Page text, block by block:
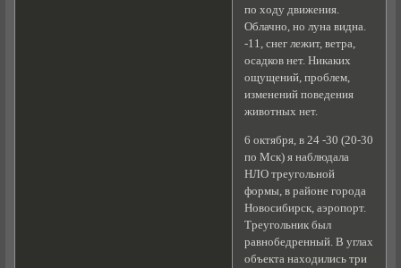
по ходу движения.
Облачно, но луна видна.
-11, снег лежит, ветра,
осадков нет. Никаких
ощущений, проблем,
изменений поведения
животных нет.
6 октября, в 24 -30 (20-30
по Мск) я наблюдала
НЛО треугольной
формы, в районе города
Новосибирск, аэропорт.
Треугольник был
равнобедренный. В углах
объекта находились три